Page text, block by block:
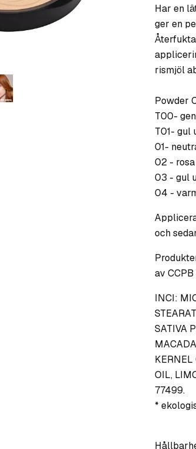
Har en
ger en
rismjöl
Powder
T00-
T01- gul
01-
02 -
03 - gul
04 -
och
av
INCI:
SATIVA
KERNEL
OIL,
77499.
*